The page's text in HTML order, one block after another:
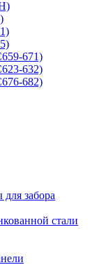
671)
632)
682)
забора
стали